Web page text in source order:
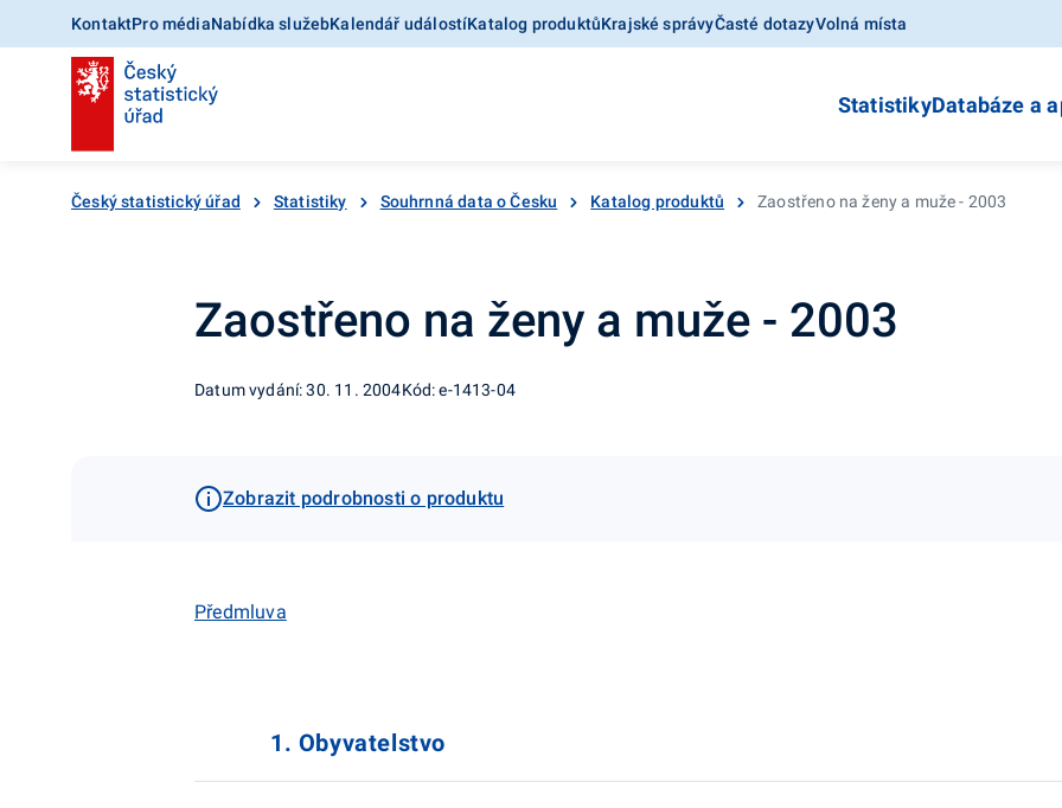
KontaktPro médiaNabídka služebKalendář událostíKatalog produktůKrajské správyČasté dotazyVolná místa
StatistikyDatabáze a
Český statistický úřad Statistiky Souhrnná data o Česku Katalog produktů Zaostřeno na ženy a muže - 2003
Zaostřeno na ženy a muže - 2003
Datum vydání: 30. 11. 2004Kód: e-1413-04
Zobrazit podrobnosti o produktu
Předmluva
1. Obyvatelstvo